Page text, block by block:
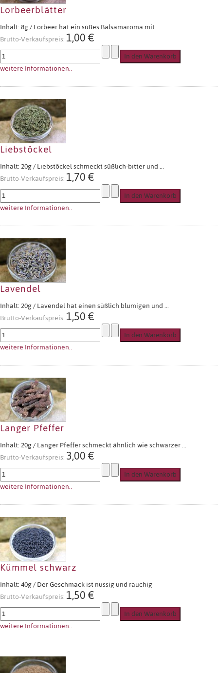
Lorbeerblätter
Inhalt: 8g / Lorbeer hat ein süßes Balsamaroma mit ...
Brutto-Verkaufspreis:1,00 €
weitere Informationen..
Liebstöckel
Inhalt: 20g / Liebstöckel schmeckt süßlich-bitter und ...
Brutto-Verkaufspreis:1,70 €
weitere Informationen..
Lavendel
Inhalt: 20g / Lavendel hat einen süßlich blumigen und ...
Brutto-Verkaufspreis:1,50 €
weitere Informationen..
Langer Pfeffer
Inhalt: 20g / Langer Pfeffer schmeckt ähnlich wie schwarzer ...
Brutto-Verkaufspreis:3,00 €
weitere Informationen..
Kümmel schwarz
Inhalt: 40g / Der Geschmack ist nussig und rauchig
Brutto-Verkaufspreis:1,50 €
weitere Informationen..